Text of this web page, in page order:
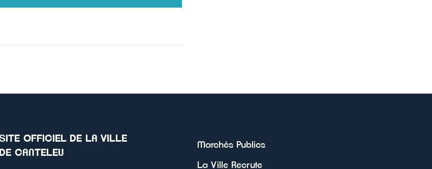
OFFICIEL DE LA VILLE
DE CANTELEU
Marchés Publics
La Ville Recrute